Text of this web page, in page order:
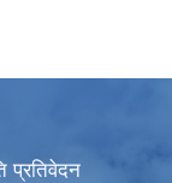
प्रतिवेदन